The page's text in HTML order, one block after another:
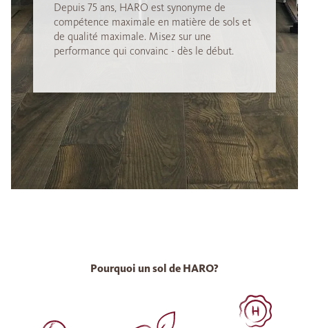
Depuis 75 ans, HARO est synonyme de
compétence maximale en matière de sols et
de qualité maximale. Misez sur une
performance qui convainc - dès le début.
Pourquoi un sol de HARO?